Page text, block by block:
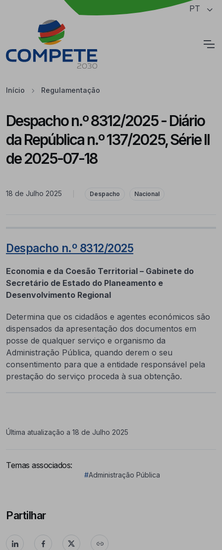
Saltar para o conteúdo principal da página PT
Início Regulamentação
Despacho n.º 8312/2025 - Diário
da República n.º 137/2025, Série II
de 2025-07-18
18 de Julho 2025 Despacho Nacional
Despacho n.º 8312/2025
Economia e da Coesão Territorial – Gabinete do
Secretário de Estado do Planeamento e
Desenvolvimento Regional
Determina que os cidadãos e agentes económicos são
dispensados da apresentação dos documentos em
posse de qualquer serviço e organismo da
Administração Pública, quando derem o seu
consentimento para que a entidade responsável pela
prestação do serviço proceda à sua obtenção.
Última atualização a 18 de Julho 2025
Temas associados:
#Administração Pública
Partilhar